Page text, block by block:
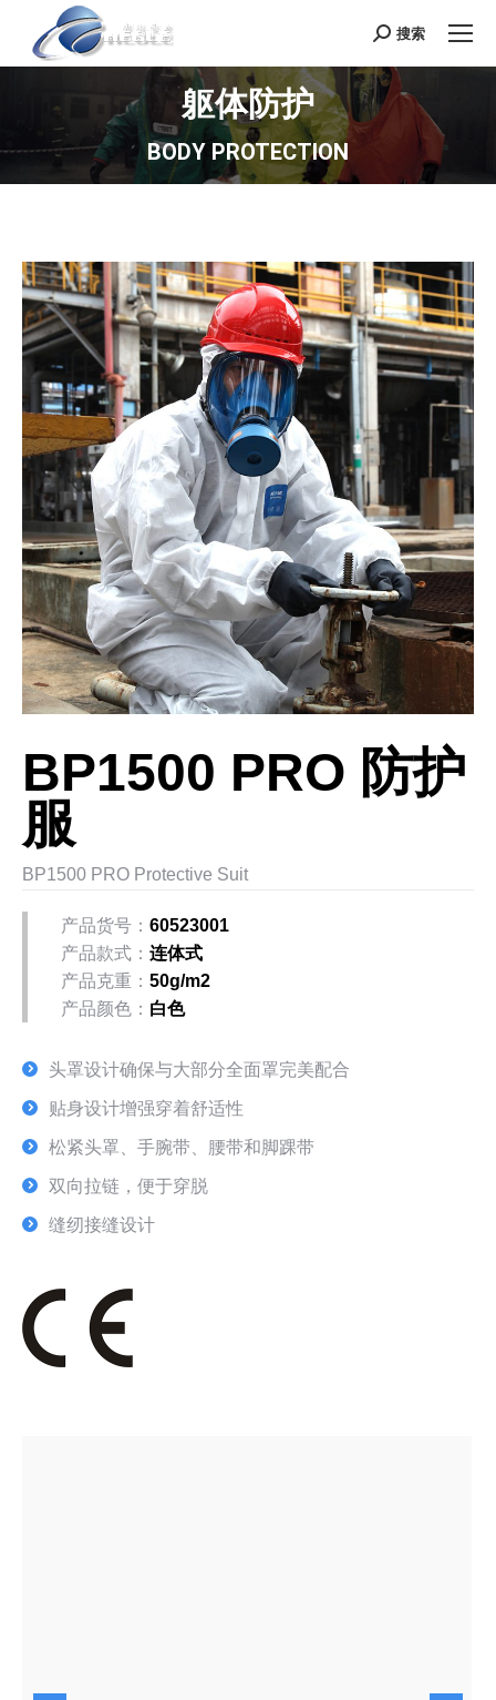
Search:
搜索
躯体防护
BODY PROTECTION
BP1500 PRO 防护
服
BP1500 PRO Protective Suit
产品货号： 60523001
产品款式： 连体式
产品克重： 50g/m2
产品颜色： 白色
头罩设计确保与大部分全面罩完美配合
贴身设计增强穿着舒适性
松紧头罩、手腕带、腰带和脚踝带
双向拉链，便于穿脱
缝纫接缝设计